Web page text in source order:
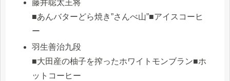
藤井聡太王将
■あんバターどら焼き”さんべ山”■アイスコーヒ
ー
羽生善治九段
■大田産の柚子を搾ったホワイトモンブラン■ホ
ットコーヒー